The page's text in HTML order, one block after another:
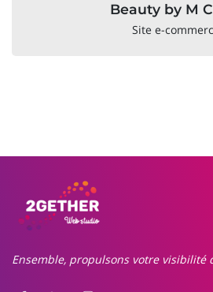
Beauty by M
Site e-
Ensemble, propulsons votre visibilité